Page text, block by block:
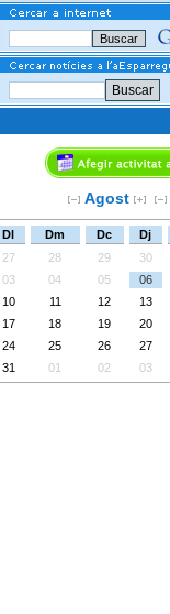
Buscar
Agost
Dl Dm Dc Dj
27
28 29 30
03
04 05 06
10
11 12 13
17
18 19 20
24
25 26 27
31
01 02 03